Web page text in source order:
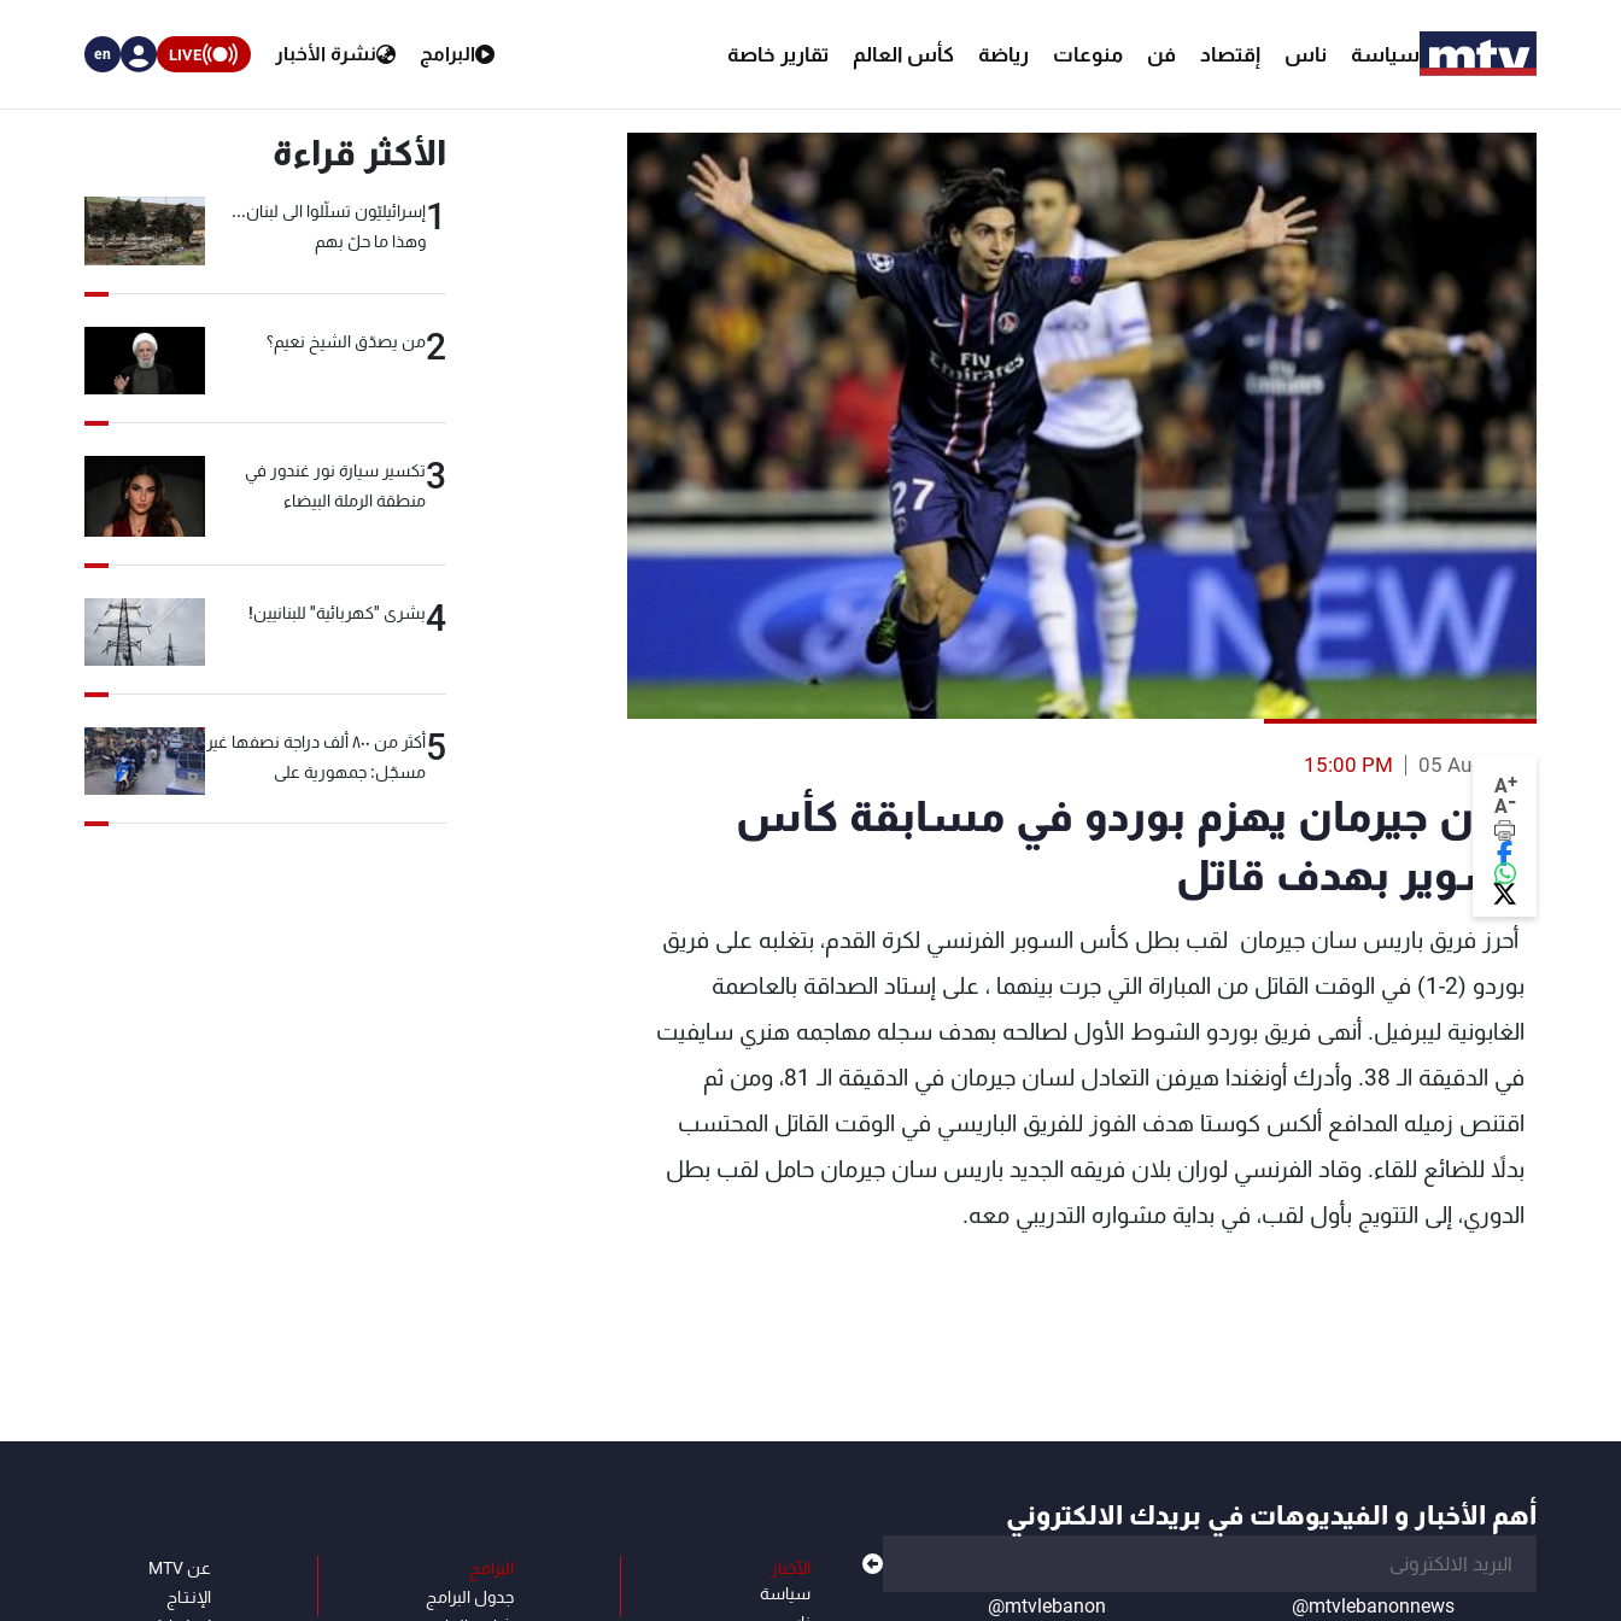
سياسة ناس إقتصاد فن منوعات رياضة كأس العالم تقارير خاصة البرامج نشرة الأخبار LIVE
en
A+
A-
05 Aug 2013
15:00 PM
سان جيرمان يهزم بوردو في مسابقة كأس
السوير بهدف قاتل
أحرز فريق باريس سان جيرمان لقب بطل كأس السوبر الفرنسي لكرة القدم، بتغلبه على فريق
بوردو (2-1) في الوقت القاتل من المباراة التي جرت بينهما ، على إستاد الصداقة بالعاصمة
الغابونية ليبرفيل. أنهى فريق بوردو الشوط الأول لصالحه بهدف سجله مهاجمه هنري سايفيت
في الدقيقة الـ 38. وأدرك أونغندا هيرفن التعادل لسان جيرمان في الدقيقة الـ 81، ومن ثم
اقتنص زميله المدافع ألكس كوستا هدف الفوز للفريق الباريسي في الوقت القاتل المحتسب
بدلاً للضائع للقاء. وقاد الفرنسي لوران بلان فريقه الجديد باريس سان جيرمان حامل لقب بطل
الدوري، إلى التتويج بأول لقب، في بداية مشواره التدريبي معه.
الأكثر قراءة
1إسرائيليّون تسلّلوا الى لبنان...
وهذا ما حلّ بهم
2من يصدّق الشيخ نعيم؟
3تكسير سيارة نور غندور في
منطقة الرملة البيضاء
4بشرى "كهربائية" للبنانيين!
5
أكثر من ٨٠٠ ألف دراجة نصفها غير
مسجّل: جمهورية على
أهم الأخبار و الفيديوهات في بريدك الالكتروني
@mtvlebanonnews
@mtvlebanon
الأخبار
سياسة
البرامج
جدول البرامج
عن MTV
الإنـتـاج